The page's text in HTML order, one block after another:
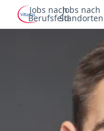
Jobs nach
Berufsfeld
Jobs nach
Standorten